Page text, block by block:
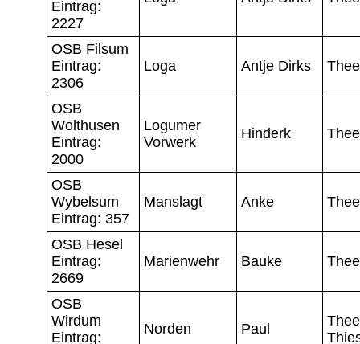
Eintrag:
2227
OSB Filsum
Eintrag:
2306
Loga Antje Dirks
OSB
Wolthusen
Eintrag:
2000
Logumer
Vorwerk
Hinderk
OSB
Wybelsum
Eintrag: 357
Manslagt Anke
OSB Hesel
Eintrag:
2669
Marienwehr Bauke
OSB
Wirdum
Eintrag:
Norden Paul